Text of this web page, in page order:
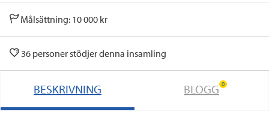
Målsättning: 10 000 kr
36 personer stödjer denna insamling
BESKRIVNING BLOGG 0